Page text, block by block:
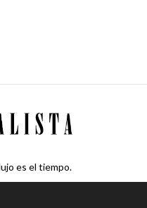
es el tiempo.